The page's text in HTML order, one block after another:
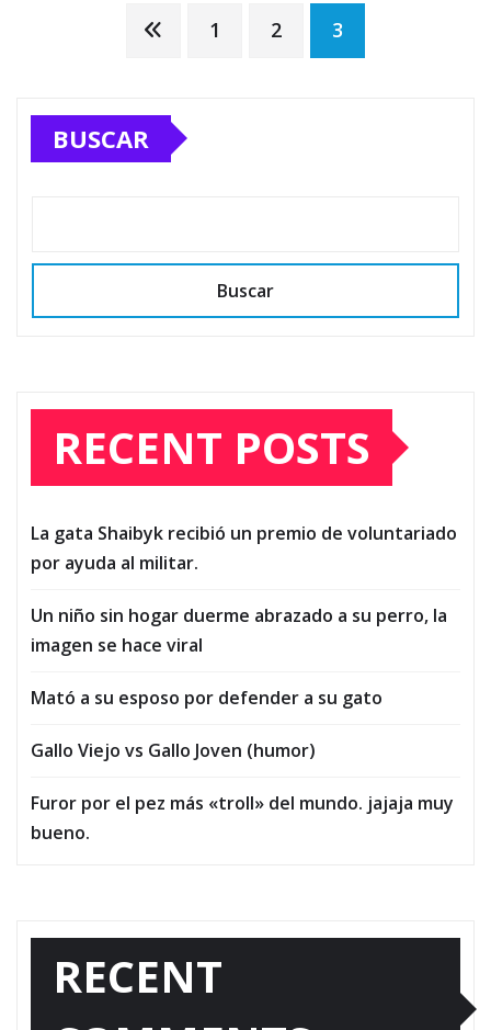
pagination
1 2 3
BUSCAR
Buscar
RECENT POSTS
La gata Shaibyk recibió un premio de voluntariado
por ayuda al militar.
Un niño sin hogar duerme abrazado a su perro, la
imagen se hace viral
Mató a su esposo por defender a su gato
Gallo Viejo vs Gallo Joven (humor)
Furor por el pez más «troll» del mundo. jajaja muy
bueno.
RECENT